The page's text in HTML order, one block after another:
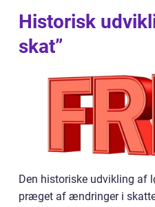
Historisk
skat”
Den historiske udvikling af
præget af ændringer i